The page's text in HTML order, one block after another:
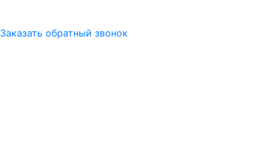
Заказать обратный звонок